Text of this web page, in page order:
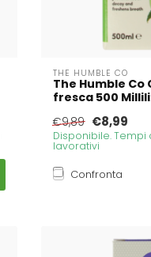
THE HUMBLE CO
The Humble
fresca 500
€9,89 €8,99
Disponibile. Tempi
lavorativi
Confronta